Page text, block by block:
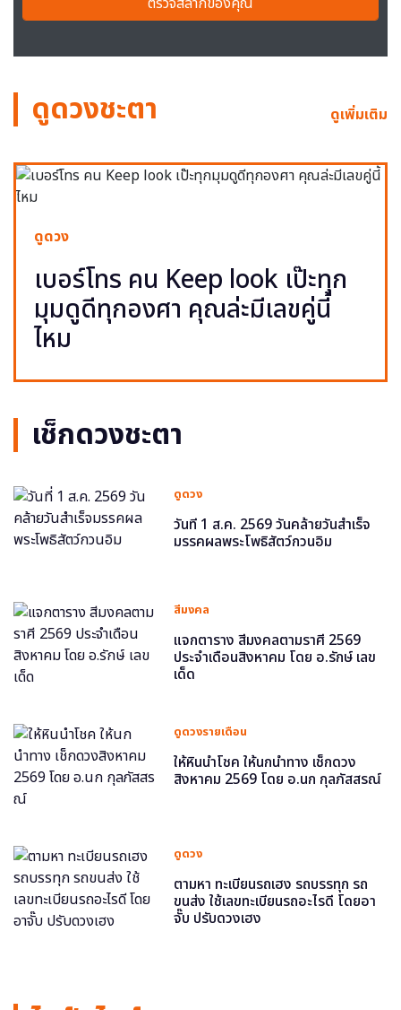
ดูดวงชะตา ดูเพิ่มเติม
ดูดวง
เบอร์โทร คน Keep look เป๊ะทุก
มุมดูดีทุกองศา คุณล่ะมีเลขคู่นี้
ไหม
เช็กดวงชะตา
ดูดวง
วันที่ 1 ส.ค. 2569 วันคล้ายวันสำเร็จ
มรรคผลพระโพธิสัตว์กวนอิม
สีมงคล
แจกตาราง สีมงคลตามราศี 2569
ประจำเดือนสิงหาคม โดย อ.รักษ์ เลข
เด็ด
ดูดวงรายเดือน
ให้หินนำโชค ให้นกนำทาง เช็กดวง
สิงหาคม 2569 โดย อ.นก กุลภัสสรณ์
ดูดวง
ตามหา ทะเบียนรถเฮง รถบรรทุก รถ
ขนส่ง ใช้เลขทะเบียนรถอะไรดี โดยอา
จั๊บ ปรับดวงเฮง